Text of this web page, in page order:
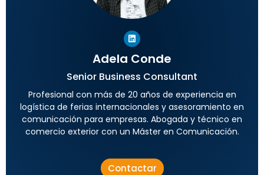
Adela Conde
Senior Business Consultant
Profesional con más de 20 años de experiencia en
logística de ferias internacionales y asesoramiento en
comunicación para empresas. Abogada y técnico en
comercio exterior con un Máster en Comunicación.
Contactar